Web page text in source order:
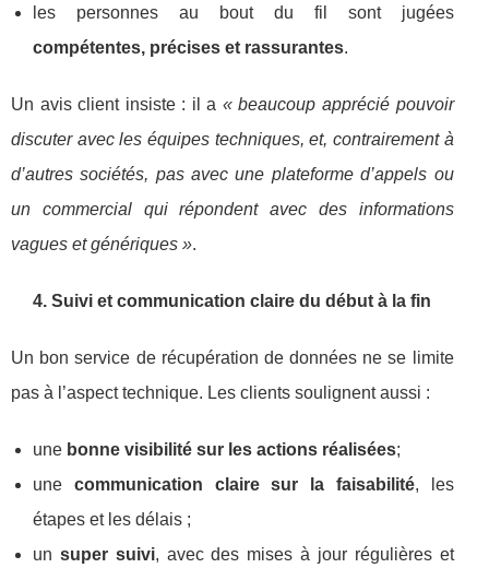
les personnes au bout du fil sont jugées
compétentes, précises et rassurantes.
Un avis client insiste : il a « beaucoup apprécié pouvoir
discuter avec les équipes techniques, et, contrairement à
d’autres sociétés, pas avec une plateforme d’appels ou
un commercial qui répondent avec des informations
vagues et génériques ».
4. Suivi et communication claire du début à la fin
Un bon service de récupération de données ne se limite
pas à l’aspect technique. Les clients soulignent aussi :
une bonne visibilité sur les actions réalisées;
une communication claire sur la faisabilité, les
étapes et les délais ;
un super suivi, avec des mises à jour régulières et